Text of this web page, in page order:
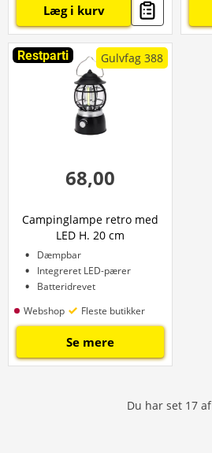
Læg i kurv
Restparti Gulvfag 388
68,00
Campinglampe retro med
LED H. 20 cm
Dæmpbar
Integreret LED-pærer
Batteridrevet
Webshop
Fleste butikker
Se mere
Du har set 17 af